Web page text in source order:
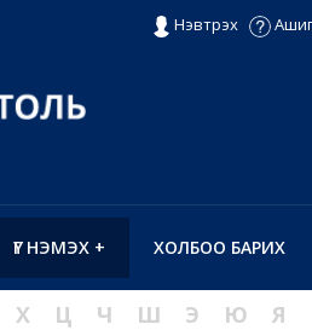
Нэвтрэх
ХОЛБОО БАРИХ
ҮГ НЭМЭХ +
Х Ц Ч Ш Э Ю Я